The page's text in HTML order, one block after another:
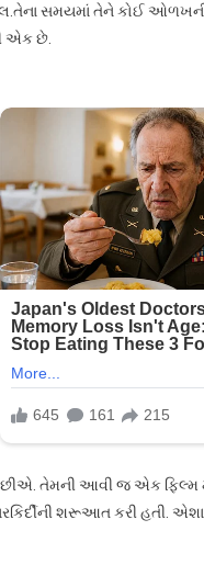
સમયમાં તેને કોઈ
એક છે.
તેમની આવી જ એક ફિલ્મ
શરૂઆત કરી હતી. એશા